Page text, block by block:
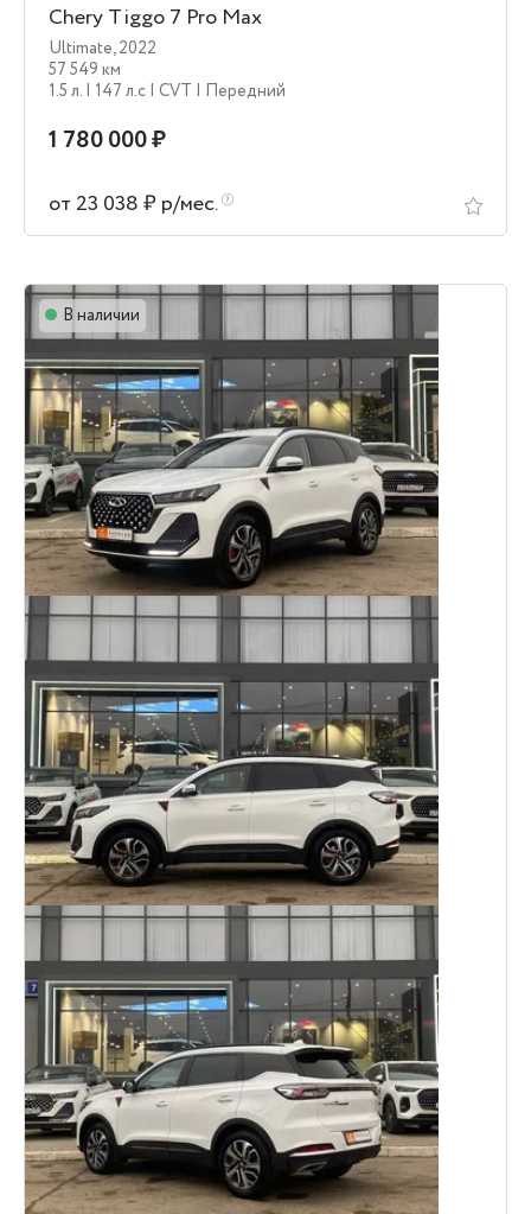
Chery Tiggo 7 Pro Max
Ultimate,2022
57 549 км
1.5 л. | 147 л.c | CVT | Передний
1 780 000 ₽
от 23 038 ₽ р/мес.
В наличии